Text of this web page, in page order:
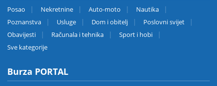
Posao Nekretnine Auto-moto
Nautika
Poznanstva
Usluge Dom i obitelj
Poslovni svijet
Obavijesti
Računala i tehnika
Sport i hobi
Sve kategorije
Burza PORTAL